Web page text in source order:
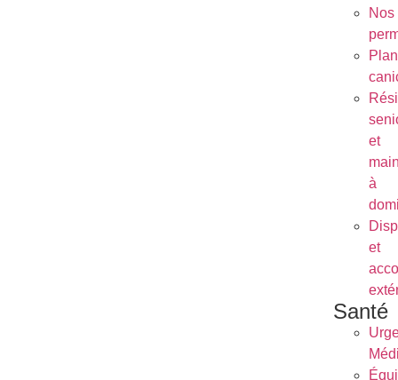
Nos
Plan
et
à
et
Santé